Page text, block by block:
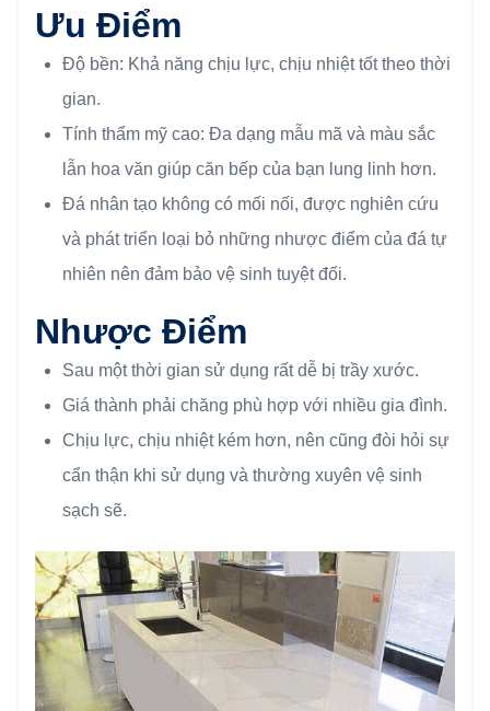
Ưu Điểm
Độ bền: Khả năng chịu lực, chịu nhiệt tốt theo thời
gian.
Tính thẩm mỹ cao: Đa dạng mẫu mã và màu sắc
lẫn hoa văn giúp căn bếp của bạn lung linh hơn.
Đá nhân tạo không có mối nối, được nghiên cứu
và phát triển loại bỏ những nhược điểm của đá tự
nhiên nên đảm bảo vệ sinh tuyệt đối.
Nhược Điểm
Sau một thời gian sử dụng rất dễ bị trầy xước.
Giá thành phải chăng phù hợp với nhiều gia đình.
Chịu lực, chịu nhiệt kém hơn, nên cũng đòi hỏi sự
cẩn thận khi sử dụng và thường xuyên vệ sinh
sạch sẽ.